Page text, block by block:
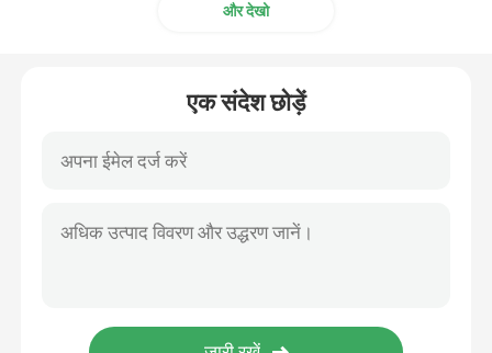
हरा 3 डी प्रिंटर
और देखो
एक संदेश छोड़ें